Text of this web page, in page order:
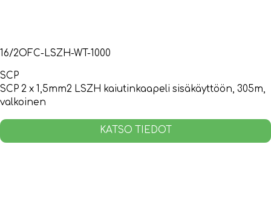
16/2OFC-LSZH-WT-1000
SCP
SCP 2 x 1,5mm2 LSZH kaiutinkaapeli sisäkäyttöön, 305m,
valkoinen
KATSO TIEDOT